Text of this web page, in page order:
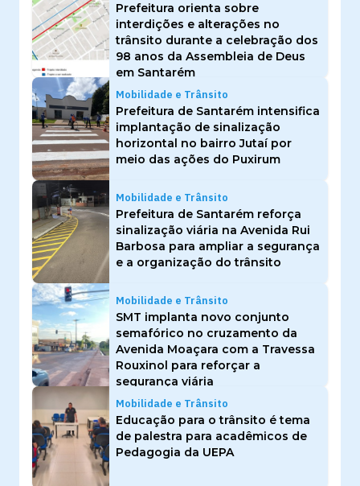
Prefeitura orienta sobre
interdições e alterações no
trânsito durante a celebração dos
98 anos da Assembleia de Deus
em Santarém
Mobilidade e Trânsito
Prefeitura de Santarém intensifica
implantação de sinalização
horizontal no bairro Jutaí por
meio das ações do Puxirum
Mobilidade e Trânsito
Prefeitura de Santarém reforça
sinalização viária na Avenida Rui
Barbosa para ampliar a segurança
e a organização do trânsito
Mobilidade e Trânsito
SMT implanta novo conjunto
semafórico no cruzamento da
Avenida Moaçara com a Travessa
Rouxinol para reforçar a
segurança viária
Mobilidade e Trânsito
Educação para o trânsito é tema
de palestra para acadêmicos de
Pedagogia da UEPA